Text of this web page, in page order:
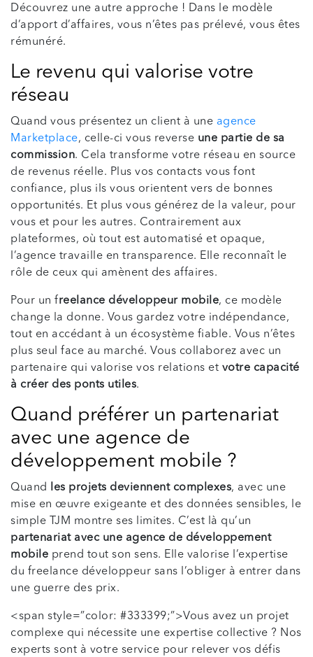
Découvrez une autre approche ! Dans le modèle
d’apport d’affaires, vous n’êtes pas prélevé, vous êtes
rémunéré.
Le revenu qui valorise votre
réseau
Quand vous présentez un client à une agence
Marketplace, celle-ci vous reverse une partie de sa
commission. Cela transforme votre réseau en source
de revenus réelle. Plus vos contacts vous font
confiance, plus ils vous orientent vers de bonnes
opportunités. Et plus vous générez de la valeur, pour
vous et pour les autres. Contrairement aux
plateformes, où tout est automatisé et opaque,
l’agence travaille en transparence. Elle reconnaît le
rôle de ceux qui amènent des affaires.
Pour un freelance développeur mobile, ce modèle
change la donne. Vous gardez votre indépendance,
tout en accédant à un écosystème fiable. Vous n’êtes
plus seul face au marché. Vous collaborez avec un
partenaire qui valorise vos relations et votre capacité
à créer des ponts utiles.
Quand préférer un partenariat
avec une agence de
développement mobile ?
Quand les projets deviennent complexes, avec une
mise en œuvre exigeante et des données sensibles, le
simple TJM montre ses limites. C’est là qu’un
partenariat avec une agence de développement
mobile prend tout son sens. Elle valorise l’expertise
du freelance développeur sans l’obliger à entrer dans
une guerre des prix.
<span style=”color: #333399;”>Vous avez un projet
complexe qui nécessite une expertise collective ? Nos
experts sont à votre service pour relever vos défis